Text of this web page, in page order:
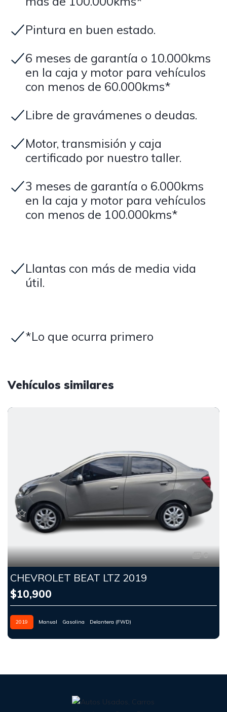
Pintura en buen estado.
6 meses de garantía o 10.000kms
en la caja y motor para vehículos
con menos de 60.000kms*
Libre de gravámenes o deudas.
Motor, transmisión y caja
certificado por nuestro taller.
3 meses de garantía o 6.000kms
en la caja y motor para vehículos
con menos de 100.000kms*
Llantas con más de media vida
útil.
*Lo que ocurra primero
Vehículos similares
6
CHEVROLET BEAT LTZ 2019
$10,900
2019 Manual Gasolina Delantera (FWD)